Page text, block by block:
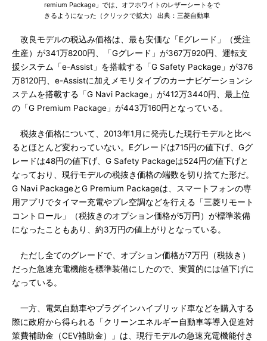
remium Package」では、オフホワイトのレザーシートをで
きるようになった（クリックで拡大） 出典：三菱自動車
改良モデルの税込み価格は、最も安価な「Eグレード」（受注
生産）が341万8200円、「Gグレード」が367万920円、運転支
援システム「e-Assist」を搭載する「G Safety Package」が376
万8120円、e-Assistに加えメモリタイプのカーナビゲーションシ
ステムを搭載する「G Navi Package」が412万3440円、最上位
の「G Premium Package」が443万160円となっている。
税抜き価格について、2013年1月に発売した現行モデルと比べ
るとほとんど変わっていない。Eグレードは715円の値下げ、Gグ
レードは48円の値下げ、G Safety Packageは524円の値下げと
なっており、現行モデルの税抜き価格の端数を切り捨てた形だ。
G Navi PackageとG Premium Packageは、スマートフォンの専
用アプリでタイマー充電やプレ空調などを行える「三菱リモート
コントロール」（税抜きのオプション価格が5万円）が標準装備
になったこともあり、約3万円の値上がりとなっている。
ただし全てのグレードで、オプション価格が7万円（税抜き）
だった急速充電機能を標準装備にしたので、実質的には値下げに
なっている。
一方、電気自動車やプラグインハイブリッド車などを購入する
際に政府から得られる「クリーンエネルギー自動車等導入促進対
策費補助金（CEV補助金）」は、現行モデルの急速充電機能付き